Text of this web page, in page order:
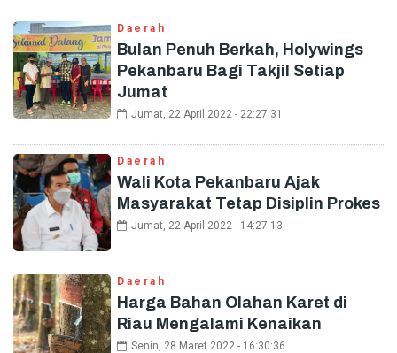
Daerah
Bulan Penuh Berkah, Holywings
Pekanbaru Bagi Takjil Setiap
Jumat
Jumat, 22 April 2022 - 22:27:31
Daerah
Wali Kota Pekanbaru Ajak
Masyarakat Tetap Disiplin Prokes
Jumat, 22 April 2022 - 14:27:13
Daerah
Harga Bahan Olahan Karet di
Riau Mengalami Kenaikan
Senin, 28 Maret 2022 - 16:30:36